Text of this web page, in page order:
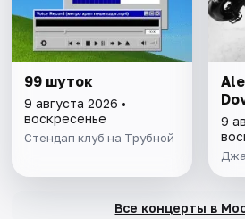
99 шуток
9 августа 2026 •
воскресенье
Стендап клуб на Трубной
9
Все концерты в